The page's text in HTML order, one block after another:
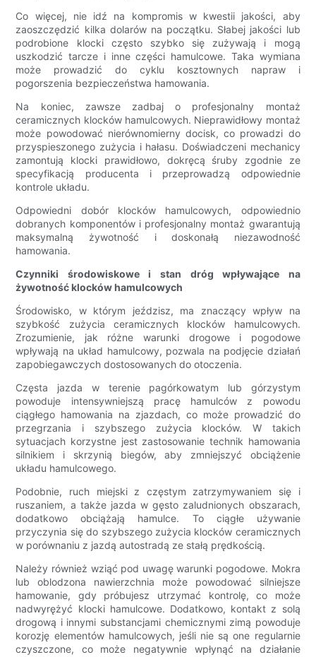
Co więcej, nie idź na kompromis w kwestii jakości, aby
zaoszczędzić kilka dolarów na początku. Słabej jakości lub
podrobione klocki często szybko się zużywają i mogą
uszkodzić tarcze i inne części hamulcowe. Taka wymiana
może prowadzić do cyklu kosztownych napraw i
pogorszenia bezpieczeństwa hamowania.
Na koniec, zawsze zadbaj o profesjonalny montaż
ceramicznych klocków hamulcowych. Nieprawidłowy montaż
może powodować nierównomierny docisk, co prowadzi do
przyspieszonego zużycia i hałasu. Doświadczeni mechanicy
zamontują klocki prawidłowo, dokręcą śruby zgodnie ze
specyfikacją producenta i przeprowadzą odpowiednie
kontrole układu.
Odpowiedni dobór klocków hamulcowych, odpowiednio
dobranych komponentów i profesjonalny montaż gwarantują
maksymalną żywotność i doskonałą niezawodność
hamowania.
Czynniki środowiskowe i stan dróg wpływające na
żywotność klocków hamulcowych
Środowisko, w którym jeździsz, ma znaczący wpływ na
szybkość zużycia ceramicznych klocków hamulcowych.
Zrozumienie, jak różne warunki drogowe i pogodowe
wpływają na układ hamulcowy, pozwala na podjęcie działań
zapobiegawczych dostosowanych do otoczenia.
Częsta jazda w terenie pagórkowatym lub górzystym
powoduje intensywniejszą pracę hamulców z powodu
ciągłego hamowania na zjazdach, co może prowadzić do
przegrzania i szybszego zużycia klocków. W takich
sytuacjach korzystne jest zastosowanie technik hamowania
silnikiem i skrzynią biegów, aby zmniejszyć obciążenie
układu hamulcowego.
Podobnie, ruch miejski z częstym zatrzymywaniem się i
ruszaniem, a także jazda w gęsto zaludnionych obszarach,
dodatkowo obciążają hamulce. To ciągłe używanie
przyczynia się do szybszego zużycia klocków ceramicznych
w porównaniu z jazdą autostradą ze stałą prędkością.
Należy również wziąć pod uwagę warunki pogodowe. Mokra
lub oblodzona nawierzchnia może powodować silniejsze
hamowanie, gdy próbujesz utrzymać kontrolę, co może
nadwyrężyć klocki hamulcowe. Dodatkowo, kontakt z solą
drogową i innymi substancjami chemicznymi zimą powoduje
korozję elementów hamulcowych, jeśli nie są one regularnie
czyszczone, co może negatywnie wpłynąć na działanie